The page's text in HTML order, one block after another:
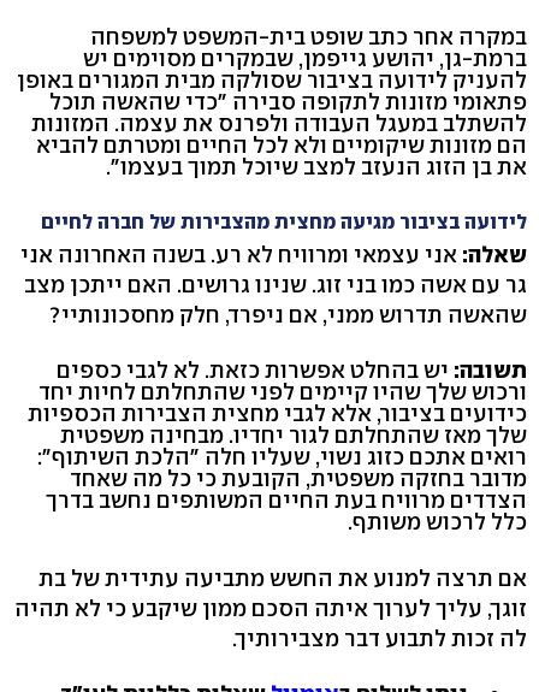
במקרה אחר כתב שופט בית-המשפט למשפחה
ברמת-גן, יהושע גייפמן, שבמקרים מסוימים יש
להעניק לידועה בציבור שסולקה מבית המגורים באופן
פתאומי מזונות לתקופה סבירה "כדי שהאשה תוכל
להשתלב במעגל העבודה ולפרנס את עצמה. המזונות
הם מזונות שיקומיים ולא לכל החיים ומטרתם להביא
את בן הזוג הנעזב למצב שיוכל תמוך בעצמו".
לידועה בציבור מגיעה מחצית מהצבירות של חברה לחיים
שאלה: אני עצמאי ומרוויח לא רע. בשנה האחרונה אני
גר עם אשה כמו בני זוג. שנינו גרושים. האם ייתכן מצב
שהאשה תדרוש ממני, אם ניפרד, חלק מחסכונותיי?
תשובה: יש בהחלט אפשרות כזאת. לא לגבי כספים
ורכוש שלך שהיו קיימים לפני שהתחלתם לחיות יחד
כידועים בציבור, אלא לגבי מחצית הצבירות הכספיות
שלך מאז שהתחלתם לגור יחדיו. מבחינה משפטית
רואים אתכם כזוג נשוי, שעליו חלה "הלכת השיתוף":
מדובר בחזקה משפטית, הקובעת כי כל מה שאחד
הצדדים מרוויח בעת החיים המשותפים נחשב בדרך
כלל לרכוש משותף.
אם תרצה למנוע את החשש מתביעה עתידית של בת
זוגך, עליך לערוך איתה הסכם ממון שיקבע כי לא תהיה
לה זכות לתבוע דבר מצבירותיך.